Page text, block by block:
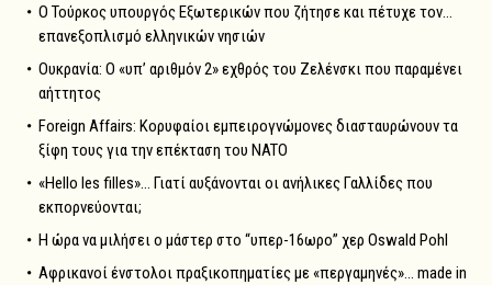
Ο Τούρκος υπουργός Εξωτερικών που ζήτησε και πέτυχε τον…
επανεξοπλισμό ελληνικών νησιών
Ουκρανία: Ο «υπ’ αριθμόν 2» εχθρός του Ζελένσκι που παραμένει
αήττητος
Foreign Affairs: Κορυφαίοι εμπειρογνώμονες διασταυρώνουν τα
ξίφη τους για την επέκταση του NATO
«Hello les filles»… Γιατί αυξάνονται οι ανήλικες Γαλλίδες που
εκπορνεύονται;
Η ώρα να μιλήσει ο μάστερ στο “υπερ-16ωρο” χερ Oswald Pohl
Αφρικανοί ένστολοι πραξικοπηματίες με «περγαμηνές»… made in